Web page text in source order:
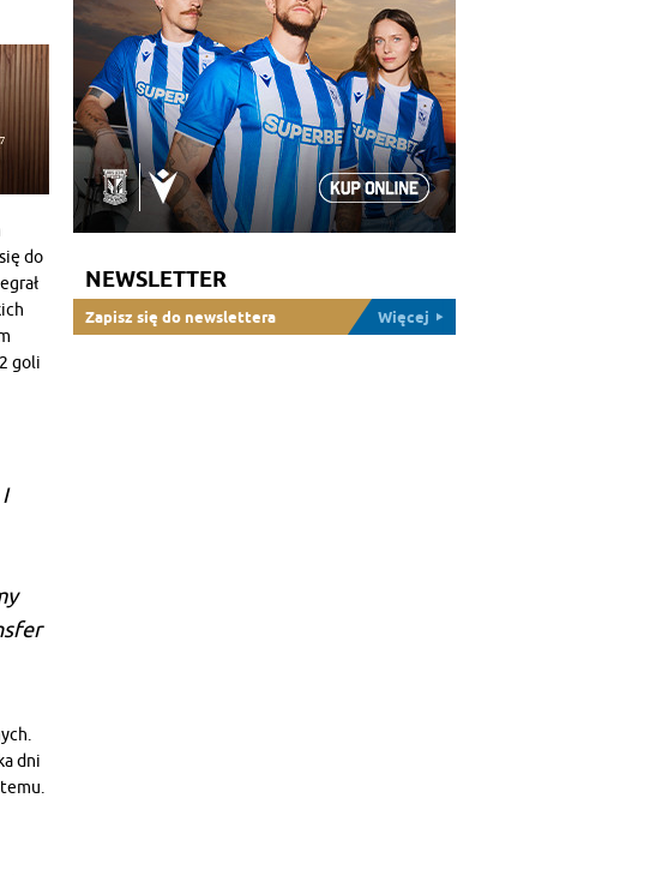
do
goli
dni
NEWSLETTER
Zapisz się do newslettera Więcej